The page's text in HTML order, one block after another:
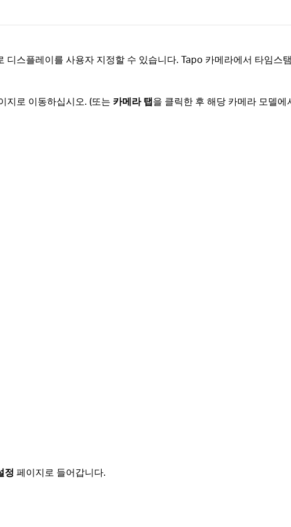
스플레이를 사용자 지정할 수 있습니다. Tapo 카메라에서 타임스
지로 이동하십시오. (또는 카메라 탭을 클릭한 후 해당 카메라 모델에
정 페이지로 들어갑니다.